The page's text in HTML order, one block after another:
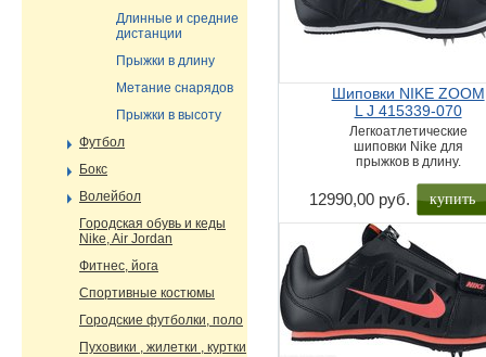
Шиповки NIKE ZOOM
L J 415339-070
Легкоатлетические
шиповки Nike для
прыжков в длину.
12990,00 руб. купить
Длинные и средние
дистанции
Прыжки в длину
Метание снарядов
Прыжки в высоту
Футбол
Бокс
Волейбол
Городская обувь и кеды
Nike, Air Jordan
Фитнес, йога
Спортивные костюмы
Городские футболки, поло
Пуховики , жилетки , куртки